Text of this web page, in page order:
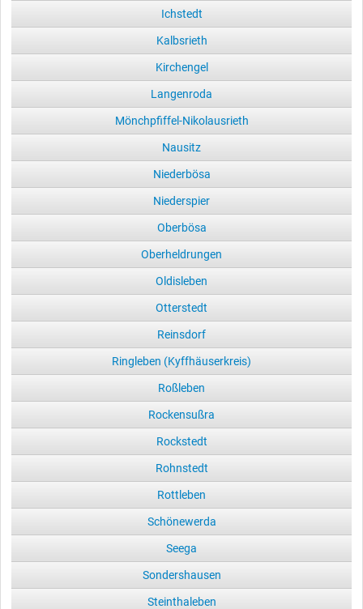
Ichstedt
Kalbsrieth
Kirchengel
Langenroda
Mönchpfiffel-Nikolausrieth
Nausitz
Niederbösa
Niederspier
Oberbösa
Oberheldrungen
Oldisleben
Otterstedt
Reinsdorf
Ringleben (Kyffhäuserkreis)
Roßleben
Rockensußra
Rockstedt
Rohnstedt
Rottleben
Schönewerda
Seega
Sondershausen
Steinthaleben